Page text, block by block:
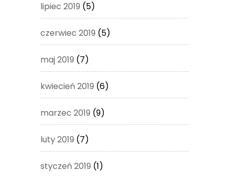
lipiec 2019 (5)
czerwiec 2019 (5)
maj 2019 (7)
kwiecień 2019 (6)
marzec 2019 (9)
luty 2019 (7)
styczeń 2019 (1)